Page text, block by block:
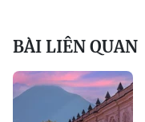
BÀI LIÊN QUAN